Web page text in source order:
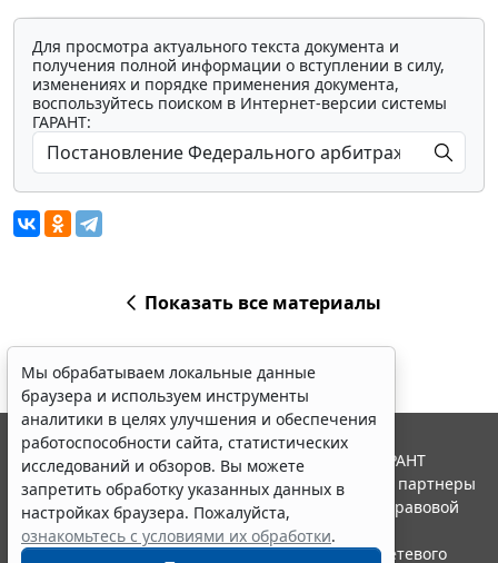
Для просмотра актуального текста документа и
получения полной информации о вступлении в силу,
изменениях и порядке применения документа,
воспользуйтесь поиском в Интернет-версии системы
ГАРАНТ:
Показать все материалы
Мы обрабатываем локальные данные
браузера и используем инструменты
аналитики в целях улучшения и обеспечения
работоспособности сайта, статистических
исследований и обзоров. Вы можете
запретить обработку указанных данных в
настройках браузера. Пожалуйста,
ознакомьтесь с условиями их обработки.
© ООО "НПП "ГАРАНТ-СЕРВИС", 2026. Система ГАРАНТ
выпускается с 1990 года. Компания "Гарант" и ее партнеры
являются участниками Российской ассоциации правовой
информации ГАРАНТ.
Портал ГАРАНТ.РУ зарегистрирован в качестве сетевого